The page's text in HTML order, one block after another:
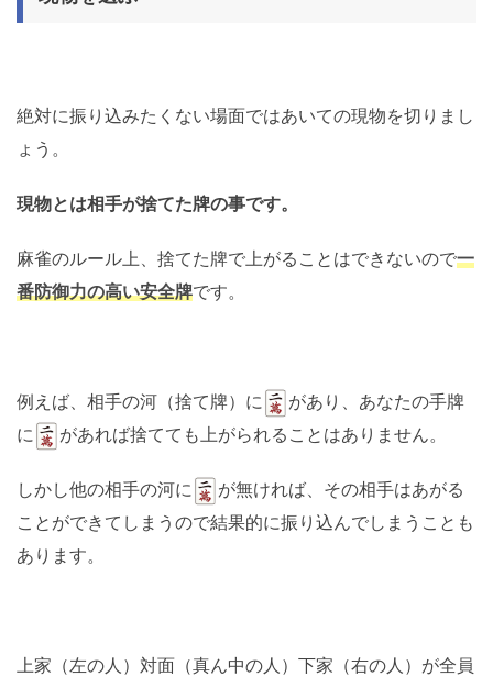
絶対に振り込みたくない場面ではあいての現物を切りまし
ょう。
現物とは相手が捨てた牌の事です。
麻雀のルール上、捨てた牌で上がることはできないので一
番防御力の高い安全牌です。
例えば、相手の河（捨て牌）に
があり、あなたの手牌
に
があれば捨てても上がられることはありません。
しかし他の相手の河に
が無ければ、その相手はあがる
ことができてしまうので結果的に振り込んでしまうことも
あります。
上家（左の人）対面（真ん中の人）下家（右の人）が全員